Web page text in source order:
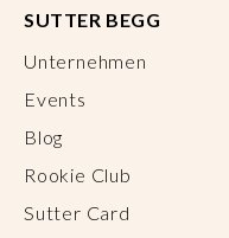
SUTTER BEGG
Unternehmen
Events
Blog
Rookie Club
Sutter Card